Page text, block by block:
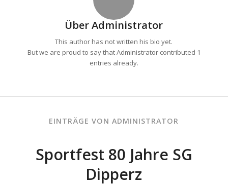
ÜberAdministrator
This author has not written his bio yet.
But we are proud to say thatAdministratorcontributed 1
entries already.
EINTRÄGE VON ADMINISTRATOR
Sportfest 80 Jahre SG
Dipperz